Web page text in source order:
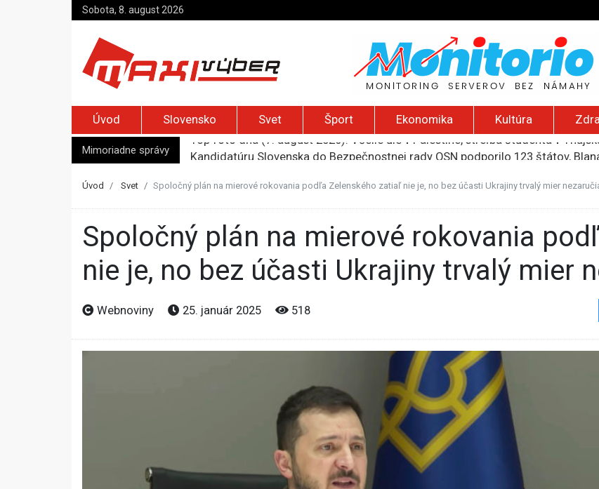
Sobota, 8. august 2026
Úvod Slovensko Svet Šport Ekonomika Kultúra
Mimoriadne správy
Kandidatúru Slovenska do Bezpečnostnej rady OSN podporilo 123 štátov,
Pápež Lev XIV. sa vo Francúzsku stretne s obeťami sexuálneho zneužívania
Úvod Svet Spoločný plán na mierové rokovania podľa Zelenského zatiaľ nie je, no bez účasti Ukrajiny trvalý mier
Spoločný plán na mierové rokovania podľa Zelenského zatiaľ
nie je, no bez účasti Ukrajiny trvalý mier
Webnoviny 25. január 2025 518